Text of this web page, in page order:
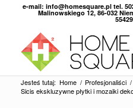
e-mail: info@homesquare.pl tel.
Malinowskiego 12, 86-032
Jesteś tutaj: Home / Profesjonaliści /
Sicis ekskluzywne płytki i mozaiki